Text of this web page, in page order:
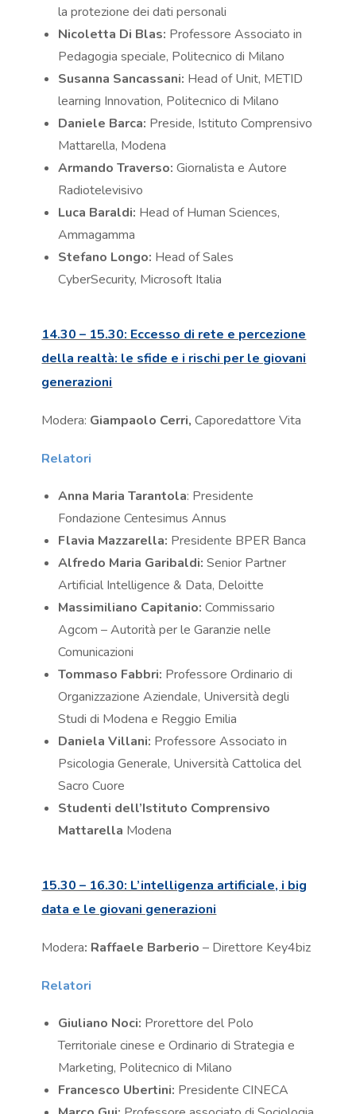
la protezione dei dati personali
Nicoletta Di Blas: Professore Associato in
Pedagogia speciale, Politecnico di Milano
Susanna Sancassani: Head of Unit, METID
learning Innovation, Politecnico di Milano
Daniele Barca: Preside, Istituto Comprensivo
Mattarella, Modena
Armando Traverso: Giornalista e Autore
Radiotelevisivo
Luca Baraldi: Head of Human Sciences,
Ammagamma
Stefano Longo: Head of Sales
CyberSecurity, Microsoft Italia
14.30 – 15.30: Eccesso di rete e percezione
della realtà: le sfide e i rischi per le giovani
generazioni
Modera: Giampaolo Cerri, Caporedattore Vita
Relatori
Anna Maria Tarantola: Presidente
Fondazione Centesimus Annus
Flavia Mazzarella: Presidente BPER Banca
Alfredo Maria Garibaldi: Senior Partner
Artificial Intelligence & Data, Deloitte
Massimiliano Capitanio: Commissario
Agcom – Autorità per le Garanzie nelle
Comunicazioni
Tommaso Fabbri: Professore Ordinario di
Organizzazione Aziendale, Università degli
Studi di Modena e Reggio Emilia
Daniela Villani: Professore Associato in
Psicologia Generale, Università Cattolica del
Sacro Cuore
Studenti dell’Istituto Comprensivo
Mattarella Modena
15.30 – 16.30: L’intelligenza artificiale, i big
data e le giovani generazioni
Modera: Raffaele Barberio– Direttore Key4biz
Relatori
Giuliano Noci: Prorettore del Polo
Territoriale cinese e Ordinario di Strategia e
Marketing, Politecnico di Milano
Francesco Ubertini: Presidente CINECA